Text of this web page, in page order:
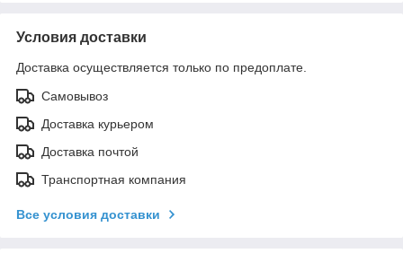
Условия доставки
Доставка осуществляется только по предоплате.
Самовывоз
Доставка курьером
Доставка почтой
Транспортная компания
Все условия доставки